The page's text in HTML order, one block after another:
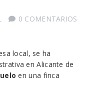
0 COMENTARIOS
local, se ha
en Alicante de
en una finca